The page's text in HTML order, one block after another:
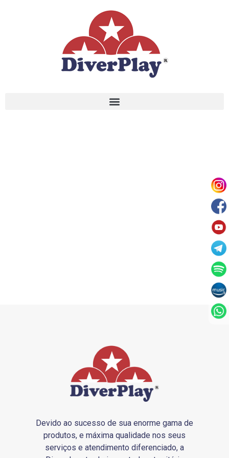
Devido ao sucesso de sua enorme gama de
produtos, e máxima qualidade nos seus
serviços e atendimento diferenciado, a